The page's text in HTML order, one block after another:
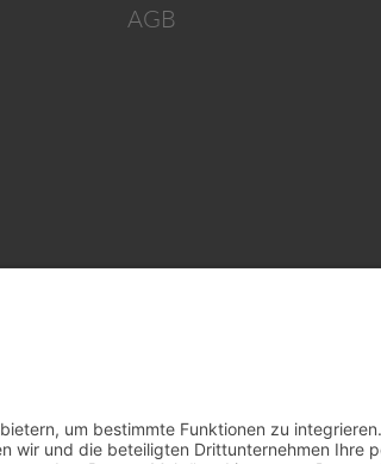
AGB